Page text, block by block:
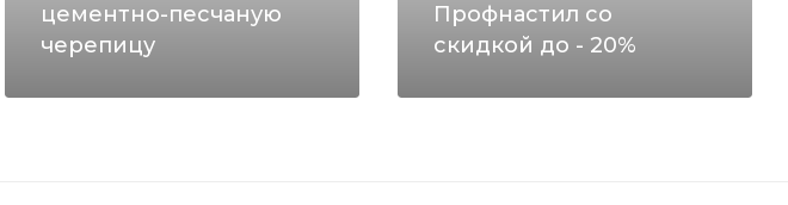
цементно-песчаную
черепицу
Профнастил со
скидкой до - 20%